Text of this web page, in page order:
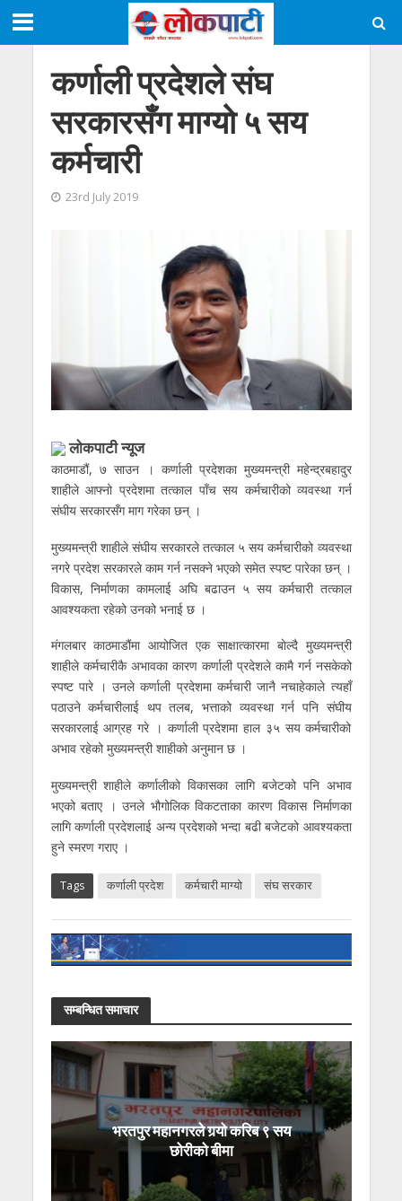
कर्णाली प्रदेशले संघ
सरकारसँग माग्याे ५ सय
कर्मचारी
23rd July 2019
लाेकपाटी न्यूज
काठमाडौं, ७ साउन । कर्णाली प्रदेशका मुख्यमन्त्री महेन्द्रबहादुर
शाहीले आफ्नो प्रदेशमा तत्काल पाँच सय कर्मचारीको व्यवस्था गर्न
संघीय सरकारसँग माग गरेका छन् ।
मुख्यमन्त्री शाहीले संघीय सरकारले तत्काल ५ सय कर्मचारीको व्यवस्था
नगरे प्रदेश सरकारले काम गर्न नसक्ने भएकाे समेत स्पष्ट पारेका छन् ।
विकास, निर्माणका कामलाई अघि बढाउन ५ सय कर्मचारी तत्काल
आवश्यकता रहेको उनको भनाई छ ।
मंगलबार काठमाडौंमा आयोजित एक साक्षात्कारमा बाेल्दै मुख्यमन्त्री
शाहीले कर्मचारीकै अभावका कारण कर्णाली प्रदेशले कामै गर्न नसकेको
स्पष्ट पारे । उनले कर्णाली प्रदेशमा कर्मचारी जानै नचाहेकाले त्यहाँ
पठाउने कर्मचारीलाई थप तलब, भत्ताको व्यवस्था गर्न पनि संघीय
सरकारलाई आग्रह गरे । कर्णाली प्रदेशमा हाल ३५ सय कर्मचारीको
अभाव रहेको मुख्यमन्त्री शाहीको अनुमान छ ।
मुख्यमन्त्री शाहीले कर्णालीको विकासका लागि बजेटको पनि अभाव
भएको बताए । उनले भौगोलिक विकटताका कारण विकास निर्माणका
लागि कर्णाली प्रदेशलाई अन्य प्रदेशको भन्दा बढी बजेटको आवश्यकता
हुने स्मरण गराए ।
Tags कर्णाली प्रदेश कर्मचारी माग्याे संघ सरकार
सम्बन्धित समाचार
भरतपुर महानगरले गर्‍यो करिब ९ सय
छोरीको बीमा